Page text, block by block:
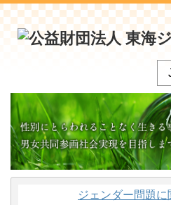
ジェンダー問題に